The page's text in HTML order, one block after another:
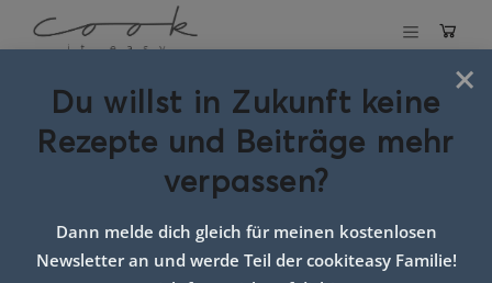
Schlagwort:
Rippchen Rezept
×
Du willst in Zukunft keine
Rezepte und Beiträge mehr
verpassen?
Dann melde dich gleich für meinen kostenlosen
Newsletter an und werde Teil der cookiteasy Familie!